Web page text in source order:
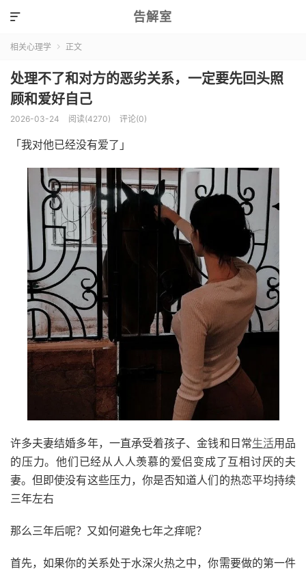
告解室

相关心理学  正文
处理不了和对方的恶劣关系，一定要先回头照
顾和爱好自己
2026-03-24 阅读(4270) 评论(0)
「我对他已经没有爱了」
许多夫妻结婚多年，一直承受着孩子、金钱和日常生活用品
的压力。他们已经从人人羡慕的爱侣变成了互相讨厌的夫
妻。但即使没有这些压力，你是否知道人们的热恋平均持续
三年左右
那么三年后呢？又如何避免七年之痒呢？
首先，如果你的关系处于水深火热之中，你需要做的第一件